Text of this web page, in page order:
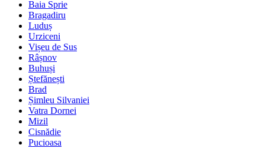
Baia Sprie
Bragadiru
Luduș
Urziceni
Vișeu de Sus
Râșnov
Buhuși
Ștefănești
Brad
Șimleu Silvaniei
Vatra Dornei
Mizil
Cisnădie
Pucioasa